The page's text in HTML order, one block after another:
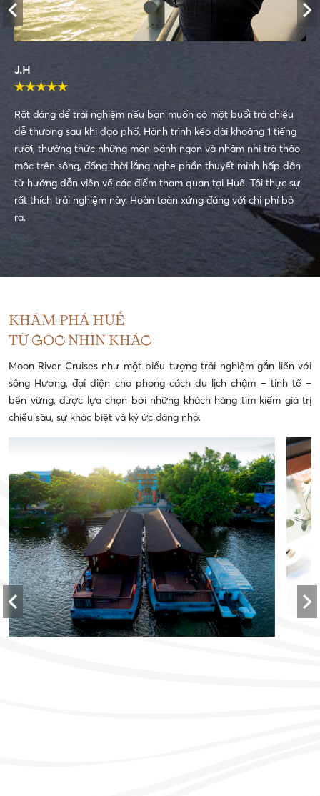
J.H
★★★★★
Rất đáng để trải nghiệm nếu bạn muốn có một buổi trà chiều
dễ thương sau khi dạo phố. Hành trình kéo dài khoảng 1 tiếng
rưỡi, thưởng thức những món bánh ngon và nhâm nhi trà thảo
mộc trên sông, đồng thời lắng nghe phần thuyết minh hấp dẫn
từ hướng dẫn viên về các điểm tham quan tại Huế. Tôi thực sự
rất thích trải nghiệm này. Hoàn toàn xứng đáng với chi phí bỏ
ra.
KHÁM PHÁ HUẾ
TỪ GÓC NHÌN KHÁC
Moon River Cruises như một biểu tượng trải nghiệm gắn liền với
sông Hương, đại diện cho phong cách du lịch chậm – tinh tế –
bền vững, được lựa chọn bởi những khách hàng tìm kiếm giá trị
chiều sâu, sự khác biệt và ký ức đáng nhớ.